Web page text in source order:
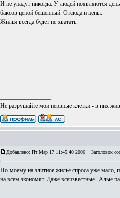
И не упадут никогда. У людей появляются
баксов ценой бешенный. Отсюда и цены.
Жилья всегда будет не хватать.
Не разрушайте мои нервные клетки - в них
Добавлено: Пт Мар 17 11:45:40 2006 Заголовок
По-моему на элитное жилье спроса уже мало,
на всем экономят. Даже всеизвестные "Алые